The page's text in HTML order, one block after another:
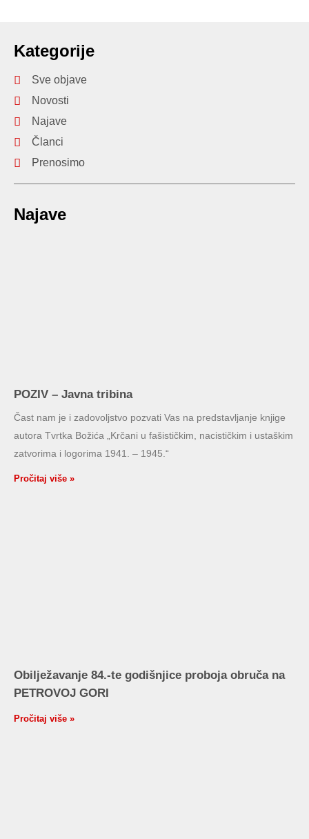
Kategorije
Sve objave
Novosti
Najave
Članci
Prenosimo
Najave
POZIV – Javna tribina
Čast nam je i zadovoljstvo pozvati Vas na predstavljanje knjige
autora Tvrtka Božića „Krčani u fašističkim, nacističkim i ustaškim
zatvorima i logorima 1941. – 1945.“
Pročitaj više »
Obilježavanje 84.-te godišnjice proboja obruča na
PETROVOJ GORI
Pročitaj više »